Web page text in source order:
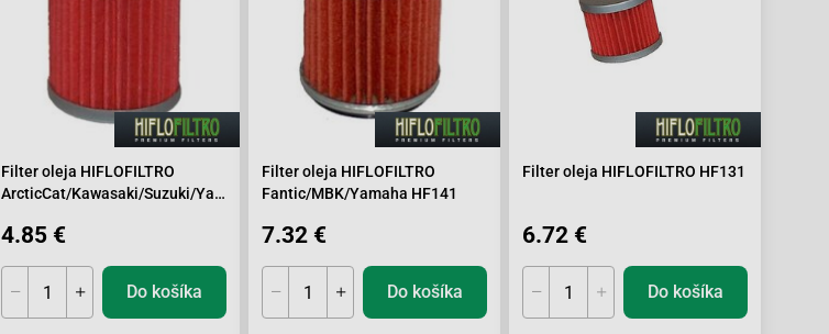
Filter oleja HIFLOFILTRO
ArcticCat/Kawasaki/Suzuki/Yamaha/MAXSYM
4.85 €
Do košíka
Filter oleja HIFLOFILTRO
Fantic/MBK/Yamaha HF141
7.32 €
Do košíka
Filter oleja HIFLOFILTRO HF131
6.72 €
Do košíka